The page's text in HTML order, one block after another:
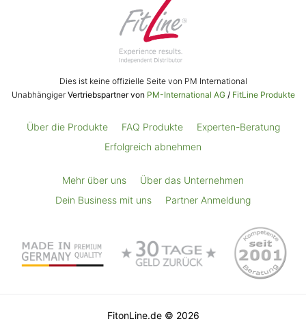
Dies ist keine offizielle Seite von PM International
Unabhängiger Vertriebspartner von PM-International AG/ FitLine Produkte
Über die Produkte FAQ Produkte
Experten-Beratung
Erfolgreich abnehmen
Mehr über uns
Über das Unternehmen
Dein Business mit uns
Partner Anmeldung
FitonLine.de© 2026